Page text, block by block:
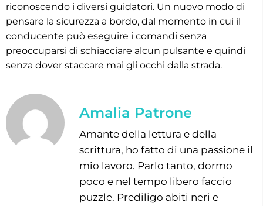
riconoscendo i diversi guidatori. Un nuovo modo di
pensare la sicurezza a bordo, dal momento in cui il
conducente può eseguire i comandi senza
preoccuparsi di schiacciare alcun pulsante e quindi
senza dover staccare mai gli occhi dalla strada.
Amalia Patrone
Amante della lettura e della
scrittura, ho fatto di una passione il
mio lavoro. Parlo tanto, dormo
poco e nel tempo libero faccio
puzzle. Prediligo abiti neri e